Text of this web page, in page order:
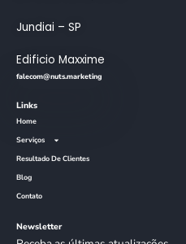
Jundiai – SP
Edificio Maxxime
falecom@nuts.marketing
Links
Home
Serviços
Resultado De Clientes
Blog
Contato
Newsletter